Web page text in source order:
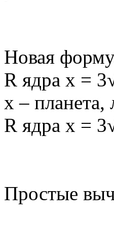
Новая
R ядра х =
х –
R ядра х =
Простые